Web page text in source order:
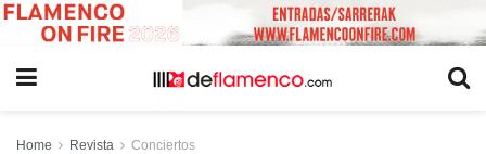
Home Revista Conciertos